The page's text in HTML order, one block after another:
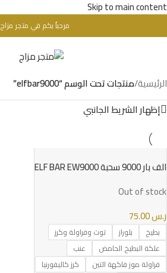
Skip to main content
تحذير : للبالغين فقط + 18 عام - WARINIG : Not For Sale For Minors
مرحباُ بكم في متجر مزاج
الرئيسية/منتجات تحت الوسم “elfbar9000”
إظهار الشريط الجانبي
الف بار 9000 سحبة ELF BAR EW9000
Out of stock
ر.س
بطيخ بلوراز
توت وفراولة وكرز
علكة البطيخ الحامض
عنب
فراولة موز فاكهة التين
كرز كاليفورنيا